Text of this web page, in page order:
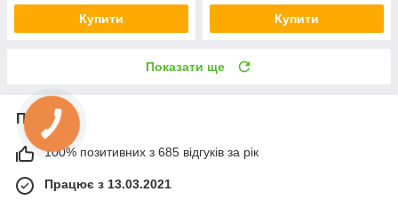
Купити Купити
Показати ще
Про нас
100% позитивних з 685 відгуків за рік
Працює з 13.03.2021